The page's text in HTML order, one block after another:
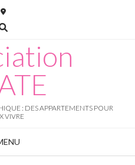
: DES APPARTEMENTS POUR
VIVRE